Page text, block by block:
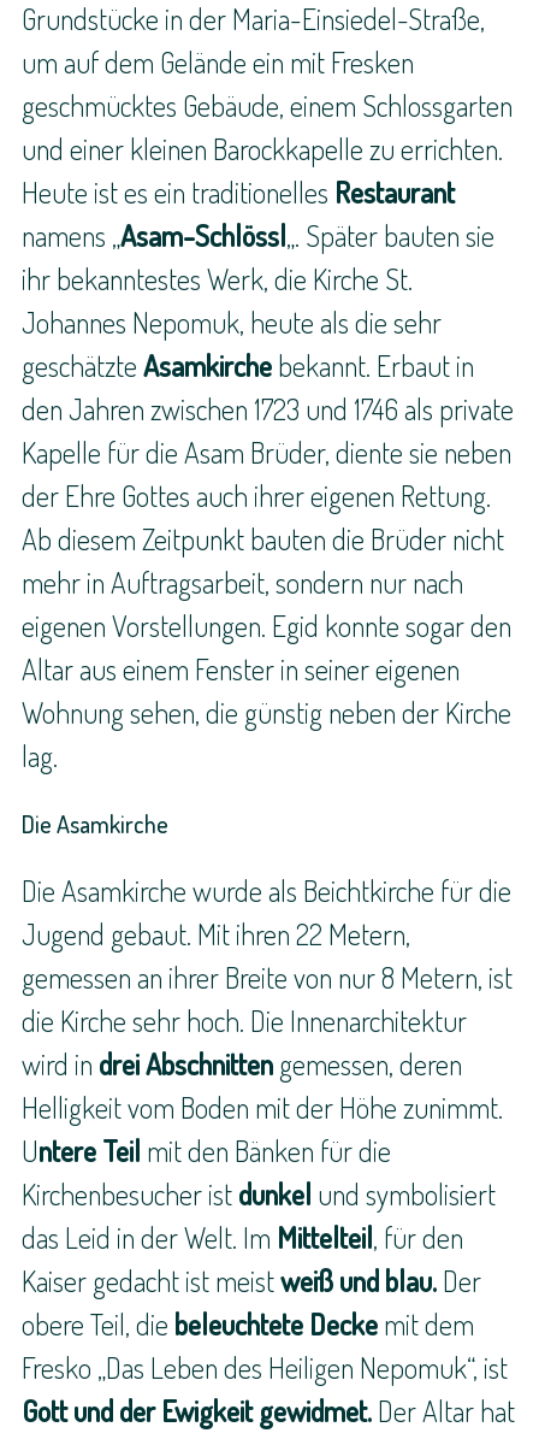
Grundstücke in der Maria-Einsiedel-Straße,
um auf dem Gelände ein mit Fresken
geschmücktes Gebäude, einem Schlossgarten
und einer kleinen Barockkapelle zu errichten.
Heute ist es ein traditionelles Restaurant
namens „Asam-Schlössl„. Später bauten sie
ihr bekanntestes Werk, die Kirche St.
Johannes Nepomuk, heute als die sehr
geschätzteAsamkirchebekannt. Erbaut in
den Jahren zwischen 1723 und 1746 als private
Kapelle für die Asam Brüder, diente sie neben
der Ehre Gottes auch ihrer eigenen Rettung.
Ab diesem Zeitpunkt bauten die Brüder nicht
mehr in Auftragsarbeit, sondern nur nach
eigenen Vorstellungen. Egid konnte sogar den
Altar aus einem Fenster in seiner eigenen
Wohnung sehen, die günstig neben der Kirche
lag.
Die Asamkirche
Die Asamkirche wurde als Beichtkirche für die
Jugend gebaut. Mit ihren 22 Metern,
gemessen an ihrer Breite von nur 8 Metern, ist
die Kirche sehr hoch. Die Innenarchitektur
wird in drei Abschnittengemessen, deren
Helligkeit vom Boden mit der Höhe zunimmt.
Untere Teil mit den Bänken für die
Kirchenbesucher istdunkel und symbolisiert
das Leid in der Welt. Im Mittelteil, für den
Kaiser gedacht ist meistweiß und blau.Der
obere Teil, die beleuchtete Deckemit dem
Fresko „Das Leben des Heiligen Nepomuk“, ist
Gott und der Ewigkeit gewidmet.Der Altar hat